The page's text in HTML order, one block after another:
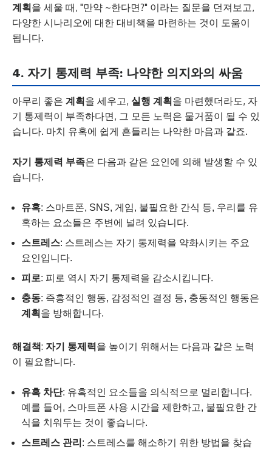
계획을 세울 때, "만약 ~한다면?" 이라는 질문을 던져보고,
다양한 시나리오에 대한 대비책을 마련하는 것이 도움이
됩니다.
4. 자기 통제력 부족: 나약한 의지와의 싸움
아무리 좋은 계획을 세우고, 실행 계획을 마련했더라도, 자
기 통제력이 부족하다면, 그 모든 노력은 물거품이 될 수 있
습니다. 마치 유혹에 쉽게 흔들리는 나약한 마음과 같죠.
자기 통제력 부족은 다음과 같은 요인에 의해 발생할 수 있
습니다.
유혹: 스마트폰, SNS, 게임, 불필요한 간식 등, 우리를 유
혹하는 요소들은 주변에 널려 있습니다.
스트레스: 스트레스는 자기 통제력을 약화시키는 주요
요인입니다.
피로: 피로 역시 자기 통제력을 감소시킵니다.
충동: 즉흥적인 행동, 감정적인 결정 등, 충동적인 행동은
계획 을 방해합니다.
해결책: 자기 통제력을 높이기 위해서는 다음과 같은 노력
이 필요합니다.
유혹 차단: 유혹적인 요소들을 의식적으로 멀리합니다.
예를 들어, 스마트폰 사용 시간을 제한하고, 불필요한 간
식을 치워두는 것이 좋습니다.
스트레스 관리 : 스트레스를 해소하기 위한 방법을 찾습